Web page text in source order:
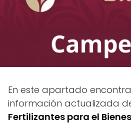
En este apartado
información actualizada
Fertilizantes para el